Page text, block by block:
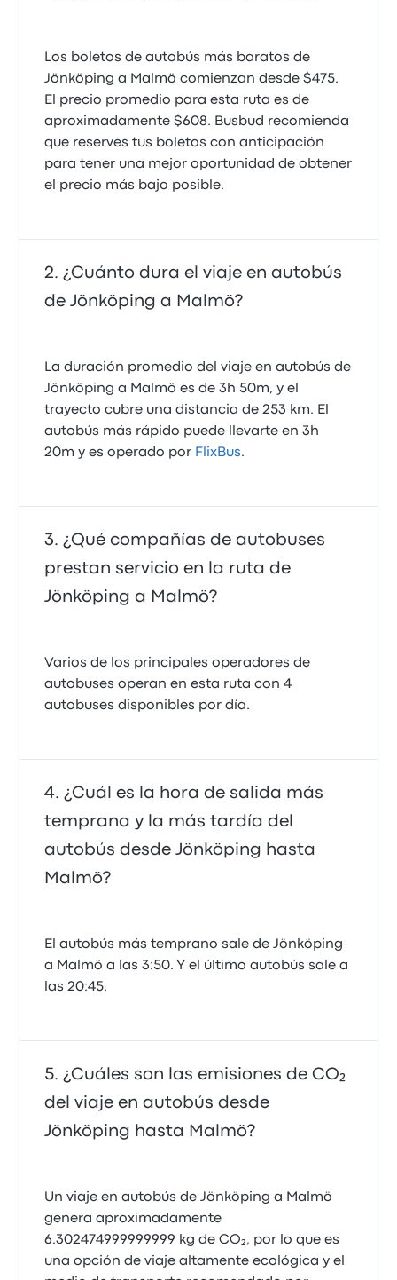
Los boletos de autobús más baratos de
Jönköping a Malmö comienzan desde $475.
El precio promedio para esta ruta es de
aproximadamente $608. Busbud recomienda
que reserves tus boletos con anticipación
para tener una mejor oportunidad de obtener
el precio más bajo posible.
¿Cuánto dura el viaje en autobús
de Jönköping a Malmö?
La duración promedio del viaje en autobús de
Jönköping a Malmö es de 3h 50m, y el
trayecto cubre una distancia de 253 km. El
autobús más rápido puede llevarte en 3h
20m y es operado por FlixBus.
¿Qué compañías de autobuses
prestan servicio en la ruta de
Jönköping a Malmö?
Varios de los principales operadores de
autobuses operan en esta ruta con 4
autobuses disponibles por día.
¿Cuál es la hora de salida más
temprana y la más tardía del
autobús desde Jönköping hasta
Malmö?
El autobús más temprano sale de Jönköping
a Malmö a las 3:50. Y el último autobús sale a
las 20:45.
¿Cuáles son las emisiones de CO₂
del viaje en autobús desde
Jönköping hasta Malmö?
Un viaje en autobús de Jönköping a Malmö
genera aproximadamente
6.302474999999999 kg de CO₂, por lo que es
una opción de viaje altamente ecológica y el